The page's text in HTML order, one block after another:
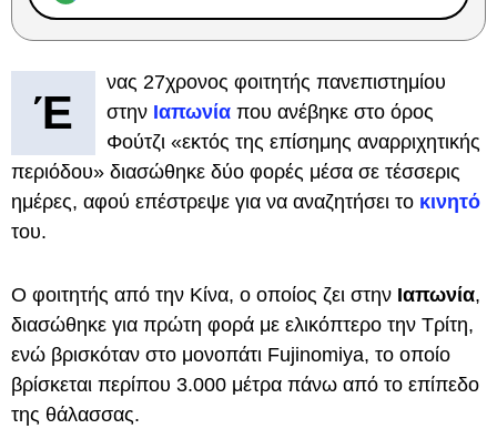
Έ
νας 27χρονος φοιτητής πανεπιστημίου
στην Ιαπωνία που ανέβηκε στο όρος
Φούτζι «εκτός της επίσημης αναρριχητικής
περιόδου» διασώθηκε δύο φορές μέσα σε τέσσερις
ημέρες, αφού επέστρεψε για να αναζητήσει το κινητό
του.
Ο φοιτητής από την Κίνα, ο οποίος ζει στην Ιαπωνία,
διασώθηκε για πρώτη φορά με ελικόπτερο την Τρίτη,
ενώ βρισκόταν στο μονοπάτι Fujinomiya, το οποίο
βρίσκεται περίπου 3.000 μέτρα πάνω από το επίπεδο
της θάλασσας.